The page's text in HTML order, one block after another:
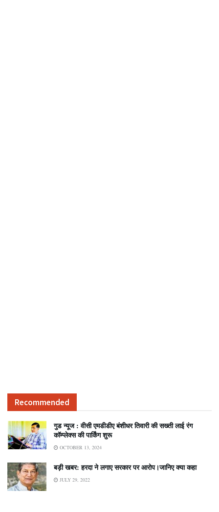
Recommended
गुड न्यूज : वीसी एमडीडीए बंशीधर तिवारी की सख्ती लाई रंग
कॉम्प्लेक्स की पार्किंग शुरू
OCTOBER 13, 2024
बड़ी खबर: हरदा ने लगाए सरकार पर आरोप।जानिए क्या कहा
JULY 29, 2022